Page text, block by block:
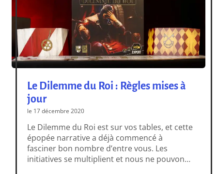
Le Dilemme du Roi : Règles mises à
jour
le 17 décembre 2020
Le Dilemme du Roi est sur vos tables, et cette
épopée narrative a déjà commencé à
fasciner bon nombre d’entre vous. Les
initiatives se multiplient et nous ne pouvons